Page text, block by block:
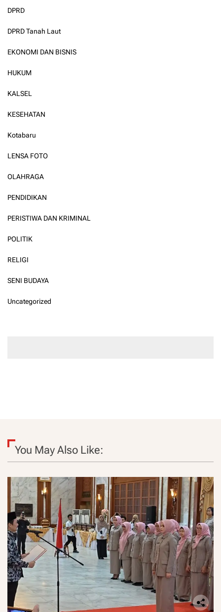
DPRD
DPRD Tanah Laut
EKONOMI DAN BISNIS
HUKUM
KALSEL
KESEHATAN
Kotabaru
LENSA FOTO
OLAHRAGA
PENDIDIKAN
PERISTIWA DAN KRIMINAL
POLITIK
RELIGI
SENI BUDAYA
Uncategorized
You May Also Like: